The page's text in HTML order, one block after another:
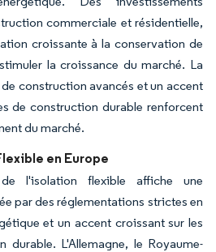
commerciale et résidentielle,
croissante à la conservation de
la croissance du marché. La
construction avancés et un accent
de construction durable renforcent
du marché.
en Europe
l'isolation flexible affiche une
par des réglementations strictes en
et un accent croissant sur les
durable. L'Allemagne, le Royaume-